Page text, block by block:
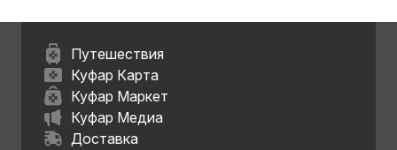
Путешествия
Куфар Карта
Куфар Маркет
Куфар Медиа
Доставка